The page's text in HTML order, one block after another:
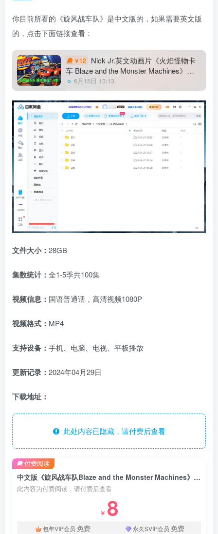
你目前所看的《旋风战车队》是中文版的，如果需要英文版
的，点击下面链接查看：
￥ 12
Nick Jr.英文动画片《火焰怪物卡
车 Blaze and the Monster Machines》旋
风战车队全9季共173集，1080P高清视频
带英文字幕，百度网盘下载！
6月15日 13:13
文件大小： 28GB
集数统计： 全1-5季共100集
视频信息： 国语普通话，高清视频1080P
视频格式： MP4
支持设备： 手机、电脑、电视、平板播放
更新记录： 2024年04月29日
下载地址：
此处内容已隐藏，请付费后查看
中文版《旋风战车队Blaze and the Monster Machines》国语动画片全1-5季共100集，1080P高清视频，百度网盘下载！
此内容为付费阅读，请付费后查看
￥ 8
包年VIP会员 免费 永久SVIP会员 免费
付费阅读